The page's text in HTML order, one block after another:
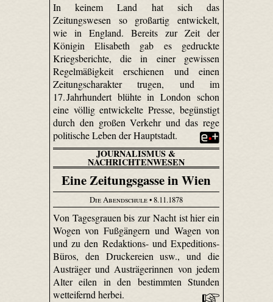
In keinem Land hat sich das
Zeitungswesen so großartig entwickelt,
wie in England. Bereits zur Zeit der
Königin Elisabeth gab es gedruckte
Kriegsberichte, die in einer gewissen
Regelmäßigkeit erschienen und einen
Zeitungscharakter trugen, und im
17. Jahrhundert blühte in London schon
eine völlig entwickelte Presse, begünstigt
durch den großen Verkehr und das rege
politische Leben der Hauptstadt.
JOURNALISMUS &
NACHRICHTENWESEN
Eine Zeitungsgasse in Wien
Die Abendschule• 8.11.1878
Von Tagesgrauen bis zur Nacht ist hier ein
Wogen von Fußgängern und Wagen von
und zu den Redaktions- und Expeditions-
Büros, den Druckereien usw., und die
Austräger und Austrägerinnen von jedem
Alter eilen in den bestimmten Stunden
wetteifernd herbei.